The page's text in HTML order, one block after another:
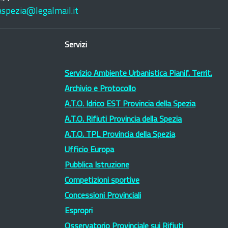
Servizi
Servizio Ambiente Urbanistica Pianif. Territ.
Archivio e Protocollo
A.T.O. Idrico EST Provincia della Spezia
A.T.O. Rifiuti Provincia della Spezia
A.T.O. TPL Provincia della Spezia
Ufficio Europa
Pubblica Istruzione
Competizioni sportive
Concessioni Provinciali
Espropri